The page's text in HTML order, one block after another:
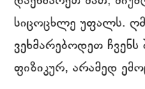
სიცოცხლე უფალს.
ვეხმარებოდეთ
ფიზიკურ, არამედ